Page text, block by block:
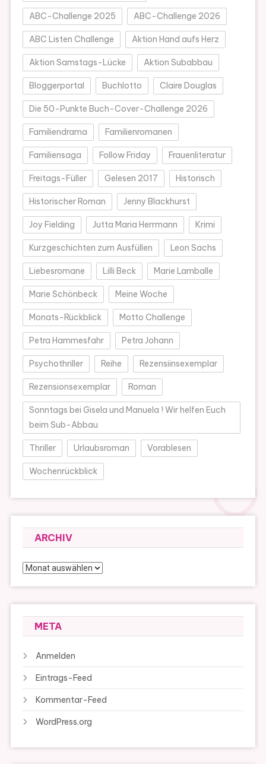
ABC-Challenge 2025 ABC-Challenge 2026
ABC Listen Challenge Aktion Hand aufs Herz
Aktion Samstags-Lücke Aktion Subabbau
Bloggerportal Buchlotto Claire Douglas
Die 50-Punkte Buch-Cover-Challenge 2026
Familiendrama Familienromanen
Familiensaga Follow Friday Frauenliteratur
Freitags-Füller Gelesen 2017 Historisch
Historischer Roman Jenny Blackhurst
Joy Fielding Jutta Maria Herrmann Krimi
Kurzgeschichten zum Ausfüllen Leon Sachs
Liebesromane Lilli Beck Marie Lamballe
Marie Schönbeck Meine Woche
Monats-Rückblick Motto Challenge
Petra Hammesfahr Petra Johann
Psychothriller Reihe Rezensiinsexemplar
Rezensionsexemplar Roman
Sonntags bei Gisela und Manuela ! Wir helfen Euch
beim Sub-Abbau
Thriller Urlaubsroman Vorablesen
Wochenrückblick
ARCHIV
Archiv
META
Anmelden
Eintrags-Feed
Kommentar-Feed
WordPress.org